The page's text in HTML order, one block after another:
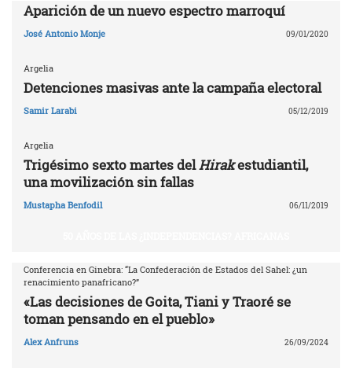
Aparición de un nuevo espectro marroquí
José Antonio Monje 09/01/2020
Argelia
Detenciones masivas ante la campaña electoral
Samir Larabi 05/12/2019
Argelia
Trigésimo sexto martes delHirakestudiantil,
una movilización sin fallas
Mustapha Benfodil 06/11/2019
Conferencia en Ginebra: “La Confederación de Estados del Sahel: ¿un
renacimiento panafricano?”
«Las decisiones de Goita, Tiani y Traoré se
toman pensando en el pueblo»
Alex Anfruns 26/09/2024